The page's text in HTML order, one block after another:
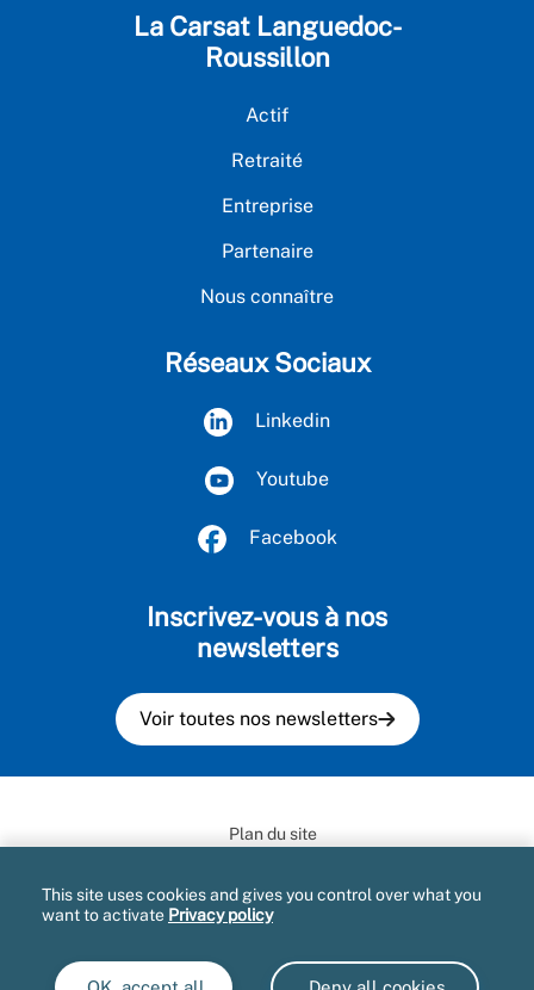
La Carsat Languedoc-
Roussillon
Actif
Retraité
Entreprise
Partenaire
Nous connaître
Réseaux Sociaux
Linkedin
Youtube
Facebook
Inscrivez-vous à nos
newsletters
Voir toutes nos newsletters
Plan du site
Informatique et libertés
Accessibilité : partiellement conforme
This site uses cookies and gives you control over what you
want to activate Privacy policy